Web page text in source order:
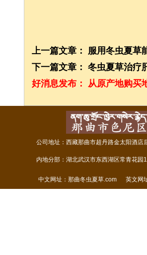
上一篇文章： 服用冬虫夏草
下一篇文章： 冬虫夏草治疗
好消息发布： 从原产地购买
公司地址：西藏那曲市超丹路金太阳酒
内地分部：湖北武汉市东西湖区常青
中文网址： 那曲冬虫夏草.com 英文网